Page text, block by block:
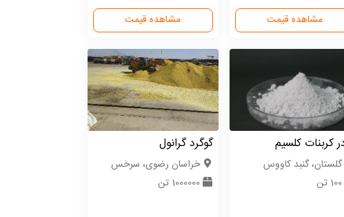
مشاهده قیمت مشاهده قیمت
کربنات کلسیم
گلستان، گنبد کاووس
100 تن
گوگرد گرانول
خراسان رضوی، سرخس
1000000 تن